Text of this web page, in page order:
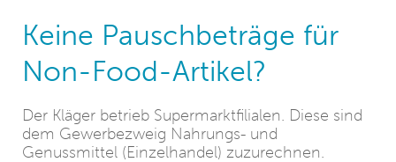
Keine Pauschbeträge für
Non-Food-Artikel?
Der Kläger betrieb Supermarktfilialen. Diese sind
dem Gewerbezweig Nahrungs- und
Genussmittel (Einzelhandel) zuzurechnen.